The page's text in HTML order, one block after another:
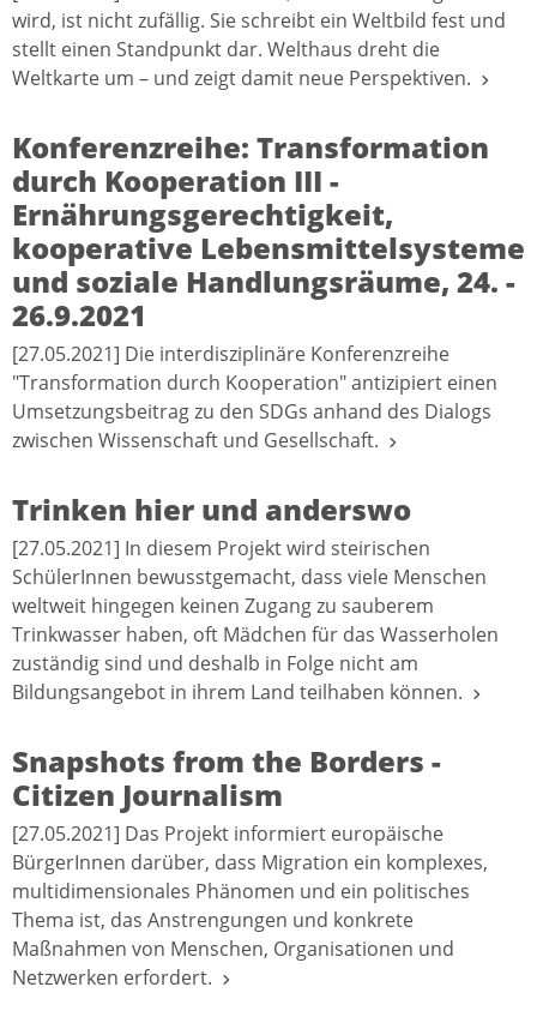
wird, ist nicht zufällig. Sie schreibt ein Weltbild fest und
stellt einen Standpunkt dar. Welthaus dreht die
Weltkarte um – und zeigt damit neue Perspektiven.
Konferenzreihe: Transformation
durch Kooperation III -
Ernährungsgerechtigkeit,
kooperative Lebensmittelsysteme
und soziale Handlungsräume, 24. -
26.9.2021
[27.05.2021] Die interdisziplinäre Konferenzreihe
"Transformation durch Kooperation" antizipiert einen
Umsetzungsbeitrag zu den SDGs anhand des Dialogs
zwischen Wissenschaft und Gesellschaft.
Trinken hier und anderswo
[27.05.2021] In diesem Projekt wird steirischen
SchülerInnen bewusstgemacht, dass viele Menschen
weltweit hingegen keinen Zugang zu sauberem
Trinkwasser haben, oft Mädchen für das Wasserholen
zuständig sind und deshalb in Folge nicht am
Bildungsangebot in ihrem Land teilhaben können.
Snapshots from the Borders -
Citizen Journalism
[27.05.2021] Das Projekt informiert europäische
BürgerInnen darüber, dass Migration ein komplexes,
multidimensionales Phänomen und ein politisches
Thema ist, das Anstrengungen und konkrete
Maßnahmen von Menschen, Organisationen und
Netzwerken erfordert.